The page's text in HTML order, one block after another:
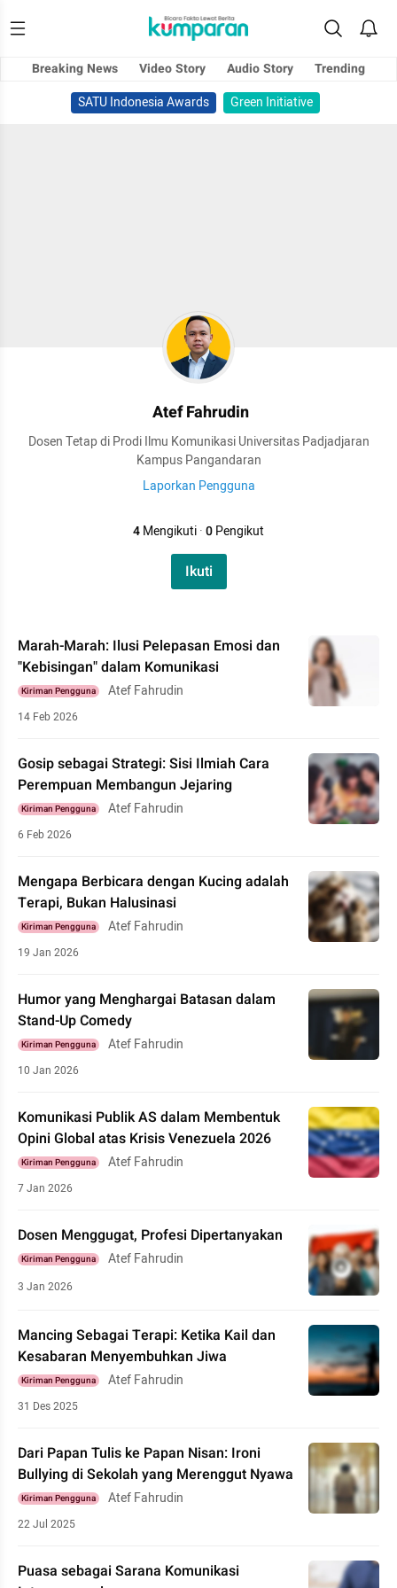
Breaking News Video Story Audio Story
Trending
SATU Indonesia Awards
Green Initiative
Atef Fahrudin
Dosen Tetap di Prodi Ilmu Komunikasi Universitas Padjadjaran
Kampus Pangandaran
Laporkan Pengguna
4Mengikuti·0Pengikut
Ikuti
Marah-Marah: Ilusi Pelepasan Emosi dan
"Kebisingan" dalam Komunikasi
Kiriman Pengguna Atef Fahrudin
14 Feb 2026
Gosip sebagai Strategi: Sisi Ilmiah Cara
Perempuan Membangun Jejaring
Kiriman Pengguna Atef Fahrudin
6 Feb 2026
Mengapa Berbicara dengan Kucing adalah
Terapi, Bukan Halusinasi
Kiriman Pengguna Atef Fahrudin
19 Jan 2026
Humor yang Menghargai Batasan dalam
Stand-Up Comedy
Kiriman Pengguna Atef Fahrudin
10 Jan 2026
Komunikasi Publik AS dalam Membentuk
Opini Global atas Krisis Venezuela 2026
Kiriman Pengguna Atef Fahrudin
7 Jan 2026
Dosen Menggugat, Profesi Dipertanyakan
Kiriman Pengguna Atef Fahrudin
3 Jan 2026
Mancing Sebagai Terapi: Ketika Kail dan
Kesabaran Menyembuhkan Jiwa
Kiriman Pengguna Atef Fahrudin
31 Des 2025
Dari Papan Tulis ke Papan Nisan: Ironi
Bullying di Sekolah yang Merenggut Nyawa
Kiriman Pengguna Atef Fahrudin
22 Jul 2025
Puasa sebagai Sarana Komunikasi